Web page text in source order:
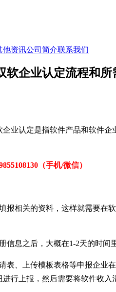
他资讯公司简介联系我们
软企业认定流程和
业认定是指软件产品和软件企
（手机/微信）
报相关的资料，这样就需要
信息之后，大概在1-2天的时间
表、上传模板表格等申报企
行上报，然后需要将软件收